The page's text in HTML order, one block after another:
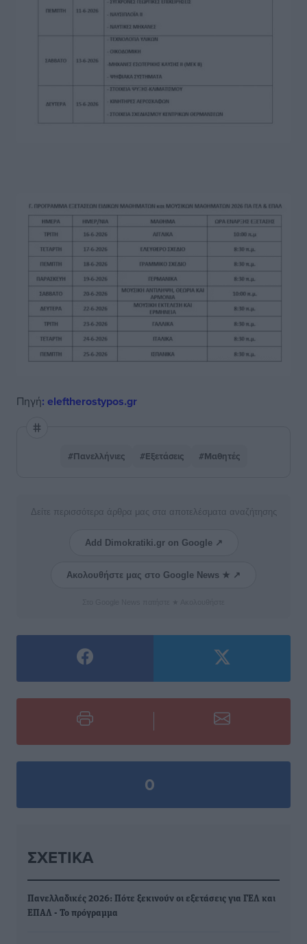
Πηγή: eleftherostypos.gr
#Πανελλήνιες #Εξετάσεις #Μαθητές
Δείτε περισσότερα άρθρα μας στα αποτελέσματα αναζήτησης
Add Dimokratiki.gr on Google ↗
Ακολουθήστε μας στο Google News ★ ↗
0
ΣΧΕΤΙΚΆ
Πανελλαδικές 2026: Πότε ξεκινούν οι εξετάσεις για ΓΕΛ και
ΕΠΑΛ - Το πρόγραμμα